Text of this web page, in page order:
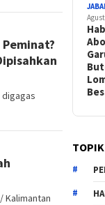
digagas
Kalimantan